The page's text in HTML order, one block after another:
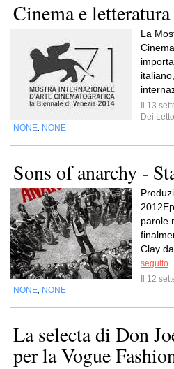
Cinema e
La
Il 13
Dei
NONE NONE
Sons of anarchy -
parole
Clay
seguito
Il 12
NONE NONE
La selecta di Don
per la Vogue